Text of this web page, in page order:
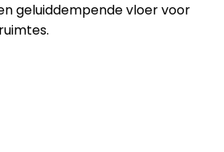
geluiddempende vloer voor